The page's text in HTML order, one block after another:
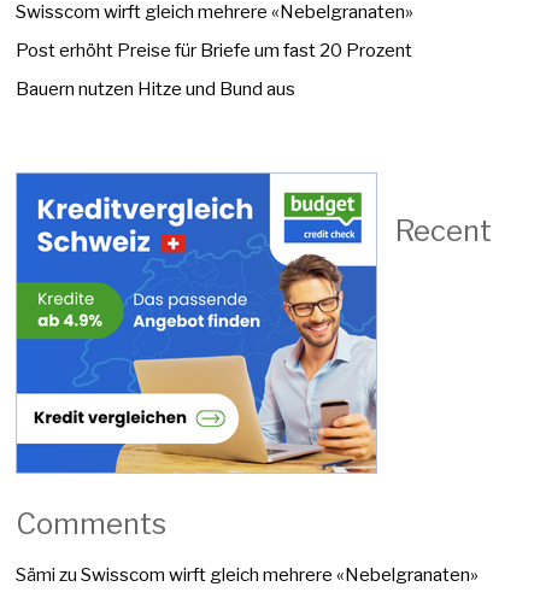
Swisscom wirft gleich mehrere «Nebelgranaten»
Post erhöht Preise für Briefe um fast 20 Prozent
Bauern nutzen Hitze und Bund aus
Recent
Comments
Sämi zuSwisscom wirft gleich mehrere «Nebelgranaten»